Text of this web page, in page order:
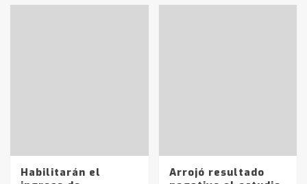
Habilitarán el
Arrojó resultado